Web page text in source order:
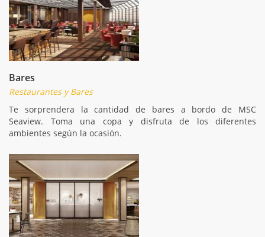
Bares
Restaurantes y Bares
Te sorprendera la cantidad de bares a bordo de MSC
Seaview. Toma una copa y disfruta de los diferentes
ambientes según la ocasión.